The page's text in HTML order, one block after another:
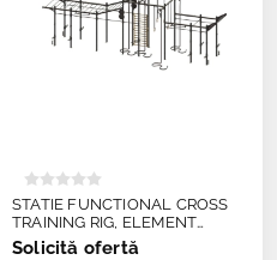
STATIE FUNCTIONAL CROSS
TRAINING RIG, ELEMENT
FITNESS
Solicită ofertă